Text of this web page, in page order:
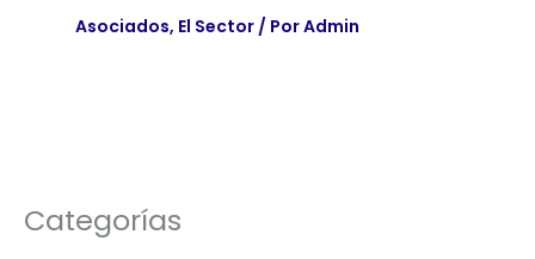
Asociados, El Sector/ PorAdmin
Categorías